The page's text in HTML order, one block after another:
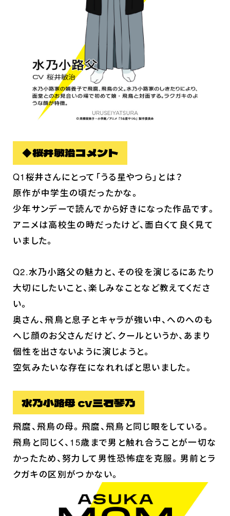
スタッフ＆キャスト
スペシャルコメント
Blu-ray&DVD
関連グッズ
公式ツイッター
◆桜井敏治コメント
Q1桜井さんにとって「うる星やつら」とは？
原作が中学生の頃だったかな。
少年サンデーで読んでから好きになった作品です。
アニメは高校生の時だったけど、面白くて良く見て
いました。
Q2.水乃小路父の魅力と、その役を演じるにあたり
大切にしたいこと、楽しみなことなど教えてくださ
い。
奥さん、飛鳥と息子とキャラが強い中、へのへのも
へじ顔のお父さんだけど、クールというか、あまり
個性を出さないように演じようと。
空気みたいな存在になれればと思いました。
水乃小路母 cv三石琴乃
飛麿、飛鳥の母。飛麿、飛鳥と同じ眼をしている。
飛鳥と同じく、15歳まで男と触れ合うことが一切な
かったため、努力して男性恐怖症を克服。男前とラ
クガキの区別がつかない。